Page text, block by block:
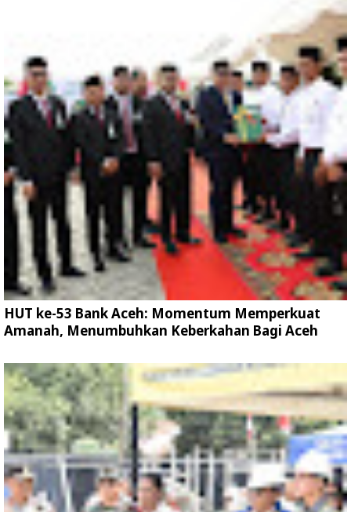
HUT ke-53 Bank Aceh: Momentum Memperkuat
Amanah, Menumbuhkan Keberkahan Bagi Aceh